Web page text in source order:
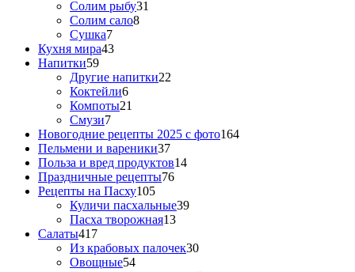
Солим рыбу31
Солим сало8
Сушка7
Кухня мира43
Напитки59
Другие напитки22
Коктейли6
Компоты21
Смузи7
Новогодние рецепты 2025 с фото164
Пельмени и вареники37
Польза и вред продуктов14
Праздничные рецепты76
Рецепты на Пасху105
Куличи пасхальные39
Пасха творожная13
Салаты417
Из крабовых палочек30
Овощные54